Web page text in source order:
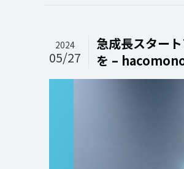
急成長スター
を –
2024
05/27